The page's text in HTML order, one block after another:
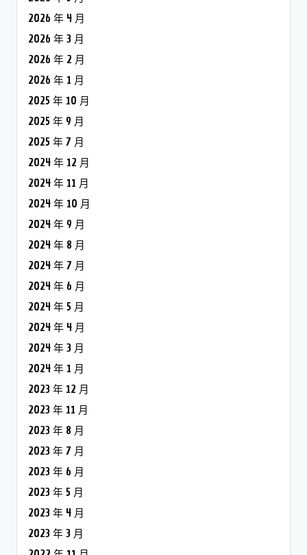
2026 年 4 月
2026 年 3 月
2026 年 2 月
2026 年 1 月
2025 年 10 月
2025 年 9 月
2025 年 7 月
2024 年 12 月
2024 年 11 月
2024 年 10 月
2024 年 9 月
2024 年 8 月
2024 年 7 月
2024 年 6 月
2024 年 5 月
2024 年 4 月
2024 年 3 月
2024 年 1 月
2023 年 12 月
2023 年 11 月
2023 年 8 月
2023 年 7 月
2023 年 6 月
2023 年 5 月
2023 年 4 月
2023 年 3 月